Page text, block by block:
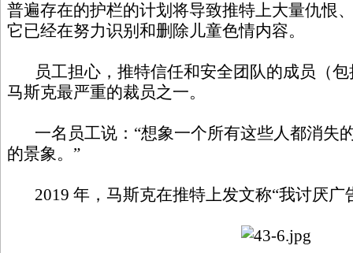
普遍存在的护栏的计划将导致推特上大量仇恨
它已经在努力识别和删除儿童色情内容。
员工担心，推特信任和安全团队的成员（包
马斯克最严重的裁员之一。
一名员工说：“想象一个所有这些人都消失
的景象。”
2019 年，马斯克在推特上发文称“我讨厌广